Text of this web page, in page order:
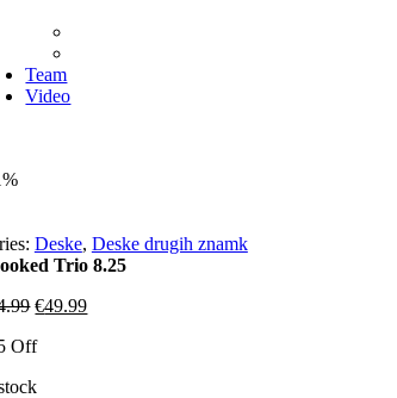
Team
Video
Deske, Deske drugih znamk
Trio 8.25
€49.99
Off